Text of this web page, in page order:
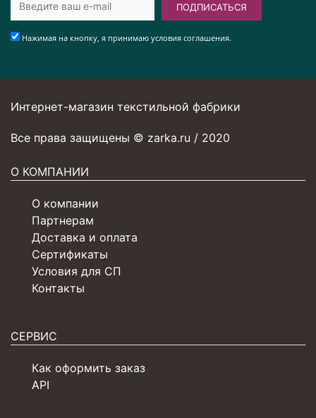
ПОДПИСАТЬСЯ
Нажимая на кнопку, я принимаю условия соглашения.
Интернет-магазин текстильной фабрики
Все права защищены © zarka.ru / 2020
О КОМПАНИИ
О компании
Партнерам
Доставка и оплата
Сертификаты
Условия для СП
Контакты
СЕРВИС
Как оформить заказ
API